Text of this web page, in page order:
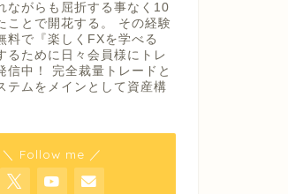
ながらも屈折する事なく10
ことで開花する。 その経験
料で『楽しくFXを学べる
るために日々会員様にトレ
信中！ 完全裁量トレードと
テムをメインとして資産構
＼ Follow me ／